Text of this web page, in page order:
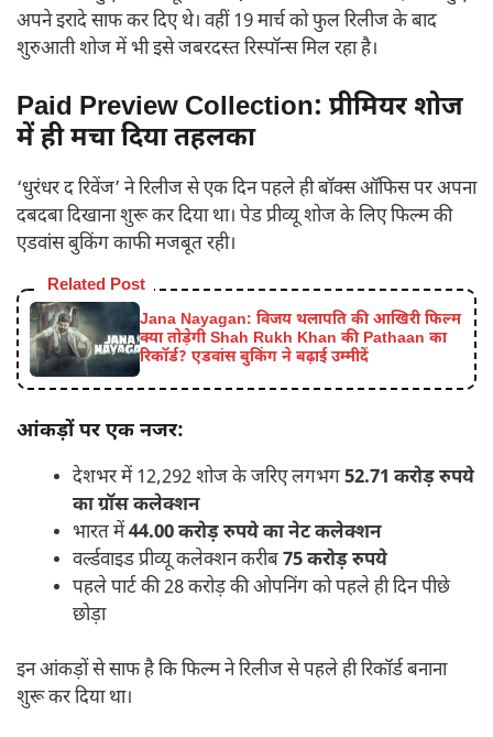
अपने इरादे साफ कर दिए थे। वहीं 19 मार्च को फुल रिलीज के बाद
शुरुआती शोज में भी इसे जबरदस्त रिस्पॉन्स मिल रहा है।
Paid Preview Collection: प्रीमियर शोज
में ही मचा दिया तहलका
‘धुरंधर द रिवेंज’ ने रिलीज से एक दिन पहले ही बॉक्स ऑफिस पर अपना
दबदबा दिखाना शुरू कर दिया था। पेड प्रीव्यू शोज के लिए फिल्म की
एडवांस बुकिंग काफी मजबूत रही।
Related Post
Jana Nayagan: विजय थलापति की आखिरी फिल्म
क्या तोड़ेगी Shah Rukh Khan की Pathaan का
रिकॉर्ड? एडवांस बुकिंग ने बढ़ाई उम्मीदें
आंकड़ों पर एक नजर:
देशभर में 12,292 शोज के जरिए लगभग52.71 करोड़ रुपये
का ग्रॉस कलेक्शन
भारत में44.00करोड़ रुपये का नेट कलेक्शन
वर्ल्डवाइड प्रीव्यू कलेक्शन करीब75करोड़ रुपये
पहले पार्ट की 28 करोड़ की ओपनिंग को पहले ही दिन पीछे
छोड़ा
इन आंकड़ों से साफ है कि फिल्म ने रिलीज से पहले ही रिकॉर्ड बनाना
शुरू कर दिया था।